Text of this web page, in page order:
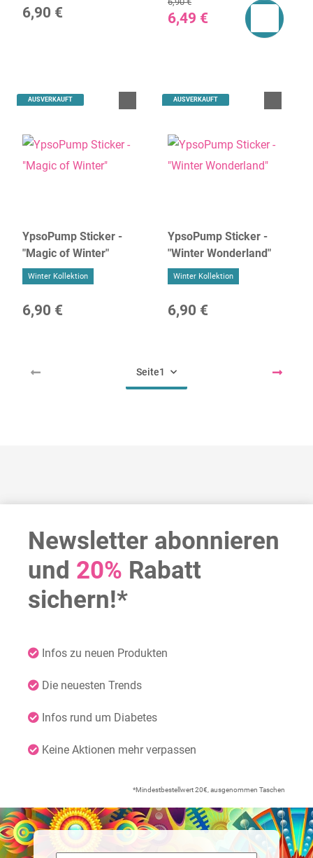
6,90 € 6,49 €
AUSVERKAUFT
YpsoPump Sticker -
"Magic of Winter"
Winter Kollektion
6,90 €
AUSVERKAUFT
YpsoPump Sticker -
"Winter Wonderland"
Winter Kollektion
6,90 €
Seite1
Newsletter abonnieren
und 20% Rabatt
sichern!*
Infos zu neuen Produkten
Die neuesten Trends
Infos rund um Diabetes
Keine Aktionen mehr verpassen
*Mindestbestellwert 20€, ausgenommen Taschen